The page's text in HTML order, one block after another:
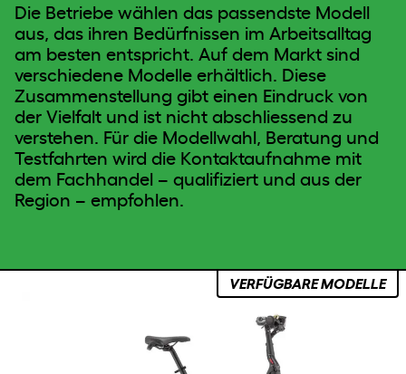
PARTNER WERDEN
Die Betriebe wählen das passendste Modell
aus, das ihren Bedürfnissen im Arbeitsalltag
am besten entspricht. Auf dem Markt sind
verschiedene Modelle erhältlich. Diese
Zusammenstellung gibt einen Eindruck von
der Vielfalt und ist nicht abschliessend zu
verstehen. Für die Modellwahl, Beratung und
Testfahrten wird die Kontaktaufnahme mit
dem Fachhandel – qualifiziert und aus der
Region – empfohlen.
VERFÜGBARE MODELLE